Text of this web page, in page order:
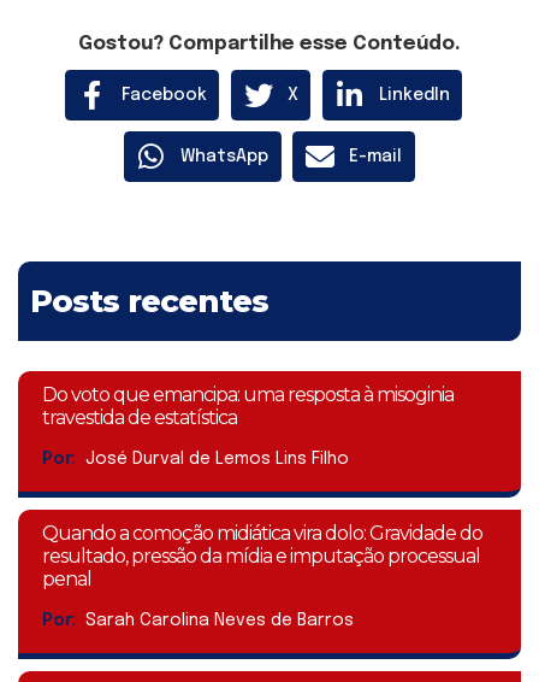
Gostou? Compartilhe esse Conteúdo.
Facebook X LinkedIn
WhatsApp E-mail
Posts recentes
Do voto que emancipa: uma resposta à misoginia
travestida de estatística
Por: José Durval de Lemos Lins Filho
Quando a comoção midiática vira dolo: Gravidade do
resultado, pressão da mídia e imputação processual
penal
Por: Sarah Carolina Neves de Barros